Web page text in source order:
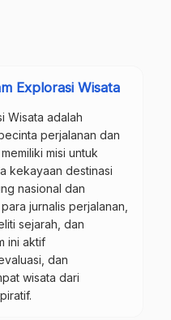
Explorasi Wisata
Wisata adalah
perjalanan dan
misi untuk
kekayaan destinasi
nasional dan
jurnalis perjalanan,
sejarah, dan
ini aktif
dan
wisata dari